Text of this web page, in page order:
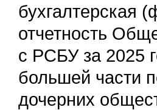
бухгалтерская
отчетность
с РСБУ за 2025
большей части
дочерних